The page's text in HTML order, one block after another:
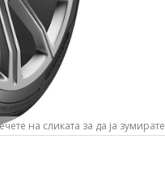
на сликата за да ја зумирате